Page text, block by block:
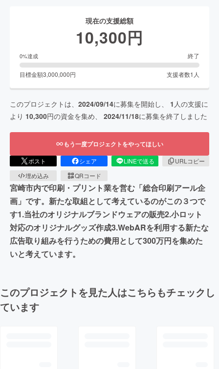
現在の支援総額
10,300円
0%達成 終了
目標金額3,000,000円 支援者数1 人
このプロジェクトは、 2024/09/14に募集を開始し、 1 人の支援に
より 10,300円の資金を集め、 2024/11/18に募集を終了しました
もう一度プロジェクトをやってほしい
ポスト シェア LINEで送る
URLコピー
埋め込み
QRコード
宮崎市内で印刷・プリント業を営む「総合印刷アール企
画」です。新たな取組として考えているのがこの３つで
す1.当社のオリジナルブランドウェアの販売2.小ロット
対応のオリジナルグッズ作成3.WebARを利用する新たな
広告取り組みを行うための費用として300万円を集めた
いと考えています。
このプロジェクトを見た人はこちらもチェックし
ています